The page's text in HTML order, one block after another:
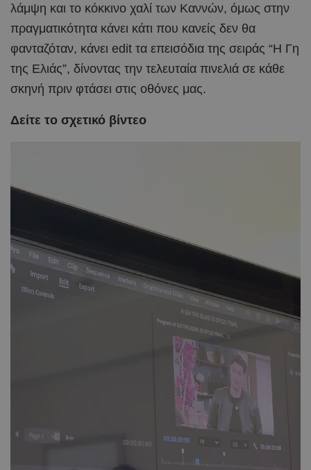
λάμψη και το κόκκινο χαλί των Καννών, όμως στην
πραγματικότητα κάνει κάτι που κανείς δεν θα
φανταζόταν, κάνει edit τα επεισόδια της σειράς “Η Γη
της Ελιάς”, δίνοντας την τελευταία πινελιά σε κάθε
σκηνή πριν φτάσει στις οθόνες μας.
Δείτε το σχετικό βίντεο